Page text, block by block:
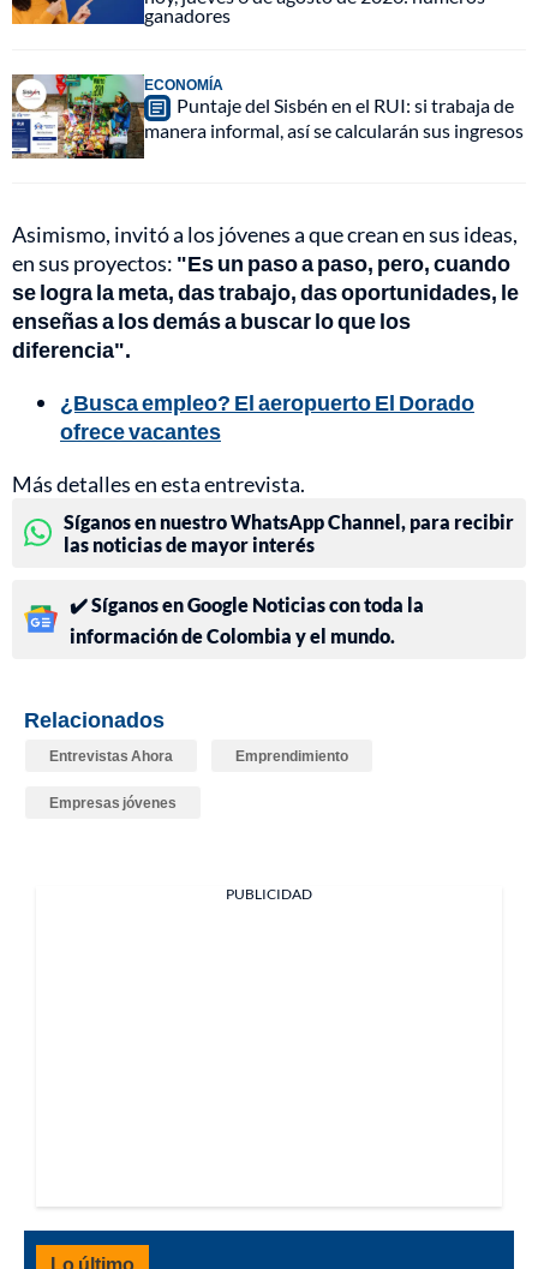
ganadores
ECONOMÍA
Puntaje del Sisbén en el RUI: si trabaja de
manera informal, así se calcularán sus ingresos
Asimismo, invitó a los jóvenes a que crean en sus ideas,
en sus proyectos: "Es un paso a paso, pero, cuando
se logra la meta, das trabajo, das oportunidades, le
enseñas a los demás a buscar lo que los
diferencia".
¿Busca empleo? El aeropuerto El Dorado
ofrece vacantes
Más detalles en esta entrevista.
Síganos en nuestro WhatsApp Channel, para recibir
las noticias de mayor interés
✔️ Síganos en Google Noticias con toda la
información de Colombia y el mundo.
Relacionados
Entrevistas Ahora Emprendimiento
Empresas jóvenes
PUBLICIDAD
Lo último